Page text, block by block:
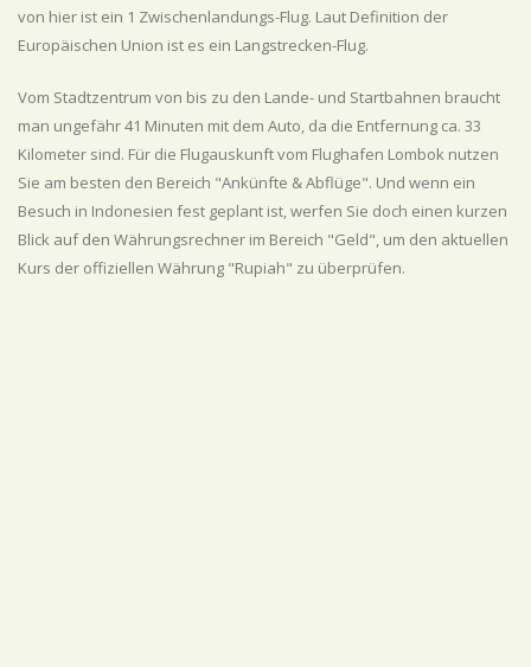
von hier ist ein 1 Zwischenlandungs-Flug. Laut Definition der
Europäischen Union ist es ein Langstrecken-Flug.
Vom Stadtzentrum von bis zu den Lande- und Startbahnen braucht
man ungefähr 41 Minuten mit dem Auto, da die Entfernung ca. 33
Kilometer sind. Für die Flugauskunft vom Flughafen Lombok nutzen
Sie am besten den Bereich "Ankünfte & Abflüge". Und wenn ein
Besuch in Indonesien fest geplant ist, werfen Sie doch einen kurzen
Blick auf den Währungsrechner im Bereich "Geld", um den aktuellen
Kurs der offiziellen Währung "Rupiah" zu überprüfen.